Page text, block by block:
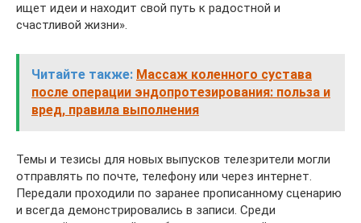
ищет идеи и находит свой путь к радостной и
счастливой жизни».
Читайте также: Массаж коленного сустава
после операции эндопротезирования: польза и
вред, правила выполнения
Темы и тезисы для новых выпусков телезрители могли
отправлять по почте, телефону или через интернет.
Передали проходили по заранее прописанному сценарию
и всегда демонстрировались в записи. Среди